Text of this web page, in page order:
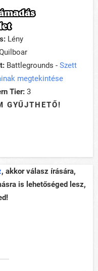
Lény
Battlegrounds - Szett
megtekintése
Tier: 3
GYŰJTHETŐ!
, akkor válasz írására,
is lehetőséged lesz,